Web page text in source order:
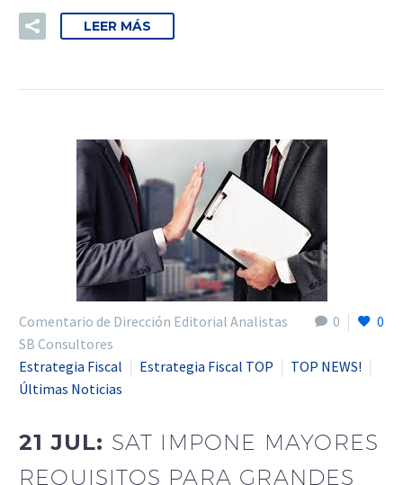
LEER MÁS
0 0
Comentario de Dirección Editorial Analistas
SB Consultores
Estrategia Fiscal
Estrategia Fiscal TOP
TOP NEWS!
Últimas Noticias
21 JUL: SAT IMPONE MAYORES
REQUISITOS PARA GRANDES